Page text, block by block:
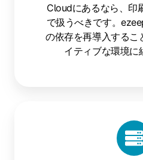
Cloudにあるなら、印
で扱うべきです。
の依存を再導入するこ
イティブな環境に